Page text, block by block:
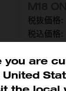
you are
JP802X
税込価格:
型番M18